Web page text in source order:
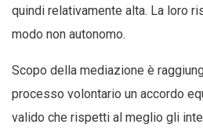
quindi relativamente alta. La loro
modo non autonomo.
Scopo della mediazione è
processo volontario un accordo
valido che rispetti al meglio gli